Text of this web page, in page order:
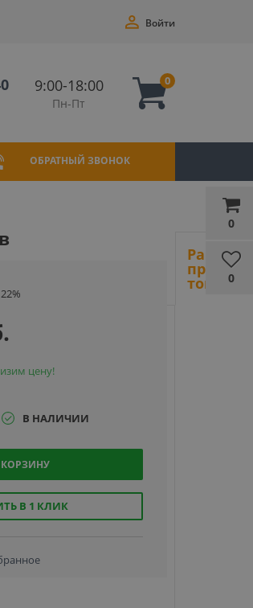
0
0
Войти
9:00-18:00
Пн-Пт
0
ОБРАТНЫЙ ЗВОНОК
цену!
В НАЛИЧИИ
КОРЗИНУ
В 1 КЛИК
Ранее
товары